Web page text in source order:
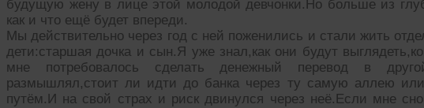
будущую жену в лице этой молодой девчонки.Но больше из
как и что ещё будет впереди.
Мы действительно через год с ней поженились и стали жить
дети:старшая дочка и сын.Я уже знал,как они будут
мне потребовалось сделать денежный перевод в
размышлял,стоит ли идти до банка через ту самую аллею
путём.И на свой страх и риск двинулся через неё.Если мне